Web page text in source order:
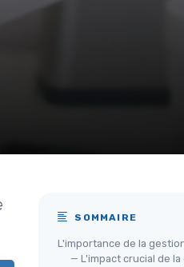
SOMMAIRE
L'importance de la
— L'impact crucial de